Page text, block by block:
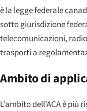
è la legge federale
sotto giurisdizione
telecomunicazioni,
trasporti a
Ambito di
L’ambito dell’ACA è più